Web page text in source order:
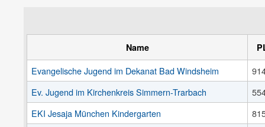
Name
Evangelische Jugend im Dekanat Bad Windsheim
Ev. Jugend im Kirchenkreis Simmern-Trarbach
EKI Jesaja München Kindergarten